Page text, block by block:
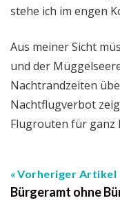
stehe ich im engen
Aus meiner Sicht
und der
Nachtrandzeiten
Nachtflugverbot
Flugrouten für ganz
Vorheriger Artikel
Bürgeramt ohne